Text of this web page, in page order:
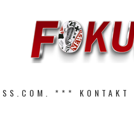
*** KONTAKT